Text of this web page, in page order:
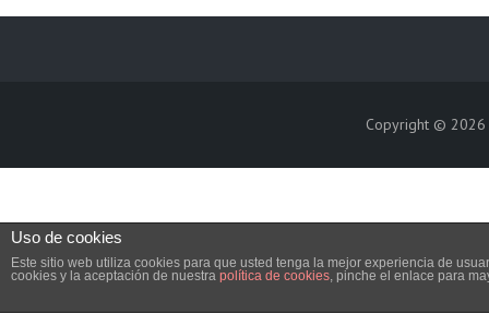
Copyright © 2026
Uso de cookies
Este sitio web utiliza cookies para que usted tenga la mejor experiencia de
cookies y la aceptación de nuestra política de cookies, pinche el enlace para